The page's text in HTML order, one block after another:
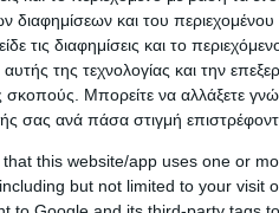
διαφημίσεων και του
τις διαφημίσεις και το
της τεχνολογίας και την
Μπορείτε να αλλάξετε
σας ανά πάσα στιγμή
that this website/app uses one or
but not limited to your visit
σας!Προβληθείτε στο